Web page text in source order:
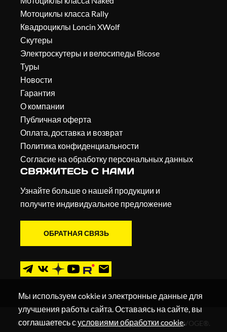
Мотоциклы класса Rally
Квадроциклы Loncin XWolf
Скутеры
Электроскутеры и велосипеды Bicose
Туры
Новости
Гарантия
О компании
Публичная оферта
Оплата, доставка и возврат
Политика конфиденциальности
Согласие на обработку персональных данных
СВЯЖИТЕСЬ С НАМИ
Узнайте больше о нашей продукции и
получите индивидуальное предложение
ОБРАТНАЯ СВЯЗЬ
© 2019 - 2026. Мотоциклы, квадроциклы и скутеры VOGE®.
Мы используем cokkie и электронные данные для
улучшения работы сайта. Оставаясь на сайте, вы
соглашаетесь сусловиями обработки cookie.